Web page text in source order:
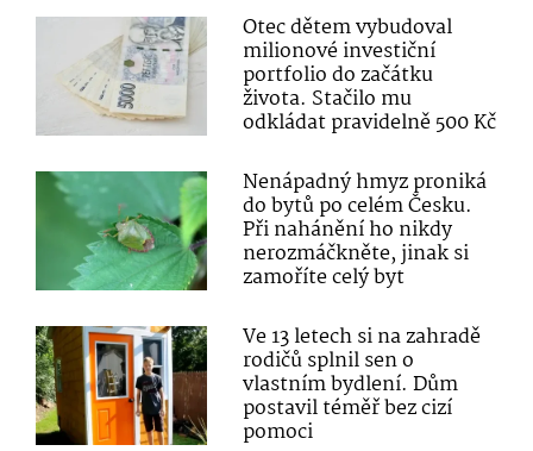
Otec dětem vybudoval
milionové investiční
portfolio do začátku
života. Stačilo mu
odkládat pravidelně 500 Kč
Nenápadný hmyz proniká
do bytů po celém Česku.
Při nahánění ho nikdy
nerozmáčkněte, jinak si
zamoříte celý byt
Ve 13 letech si na zahradě
rodičů splnil sen o
vlastním bydlení. Dům
postavil téměř bez cizí
pomoci